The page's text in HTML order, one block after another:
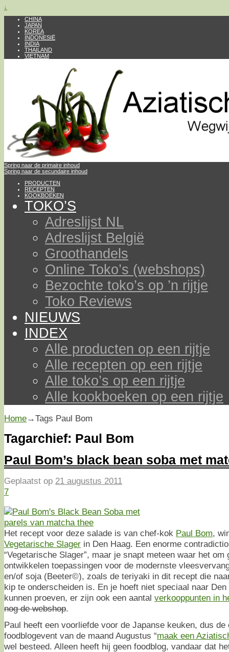
↓
CHINA
JAPAN
KOREA
INDONESIË
INDIA
THAILAND
VIETNAM
Spring naar de primaire inhoud
Spring naar de secundaire inhoud
PRODUCTEN
RECEPTEN
KOOKBOEKEN
TOKO’S
Adreslijst NL
Adreslijst België
Groothandels
Online Toko’s (webshops)
Bezochte toko’s op ’n rijtje
Toko Reviews
NIEUWS
INDEX
Alle producten op een rijtje
Alle recepten op een rijtje
Alle toko’s op een rijtje
Alle kookboeken op een rijtje
Home→Tags Paul Bom
Tagarchief: Paul Bom
Paul Bom’s black bean soba met
Geplaatst op 21 augustus 2011
7
Het recept voor deze salade is van chef-kok Paul Bom,
Vegetarische Slager in Den Haag. Een enorme
“Vegetarische Slager”, maar je snapt meteen waar het om
ontwikkelen toepassingen voor de modernste
en/of soja (Beeter©), zoals de teriyaki in dit recept die
kip te onderscheiden is. En je hoeft niet speciaal naar
kunnen proeven, er zijn ook een aantal verkooppunten in
nog de webshop.
Paul heeft een voorliefde voor de Japanse keuken, dus
foodblogevent van de maand Augustus “maak een
wel besteed. Alleen heeft hij geen foodblog, vandaar dat